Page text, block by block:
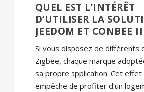
QUEL EST L’INTÉRÊT
D’UTILISER LA
JEEDOM ET CONBEE
Si vous disposez de différents
Zigbee, chaque marque
sa propre application. Cet effet
empêche de profiter d’un